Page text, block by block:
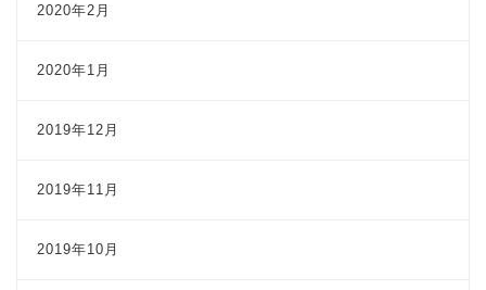
2020年2月
2020年1月
2019年12月
2019年11月
2019年10月